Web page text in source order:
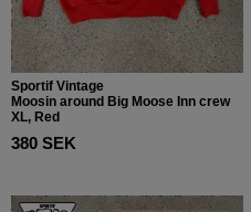
Sportif Vintage
Moosin around Big Moose Inn crew
XL, Red
380 SEK